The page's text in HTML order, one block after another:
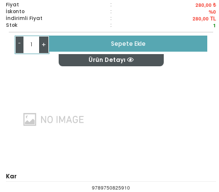
Fiyat : 280,00 ₺
İskonto : %0
İndirimli Fiyat : 280,00 TL
Stok : 1
- +
Sepete Ekle
Ürün Detayı
Kar
9789750825910